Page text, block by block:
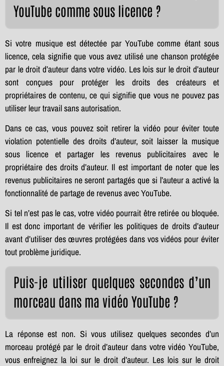
YouTube comme sous licence ?
Si votre musique est détectée par YouTube comme étant sous
licence, cela signifie que vous avez utilisé une chanson protégée
par le droit d’auteur dans votre vidéo. Les lois sur le droit d’auteur
sont conçues pour protéger les droits des créateurs et
propriétaires de contenu, ce qui signifie que vous ne pouvez pas
utiliser leur travail sans autorisation.
Dans ce cas, vous pouvez soit retirer la vidéo pour éviter toute
violation potentielle des droits d’auteur, soit laisser la musique
sous licence et partager les revenus publicitaires avec le
propriétaire des droits d’auteur. Il est important de noter que les
revenus publicitaires ne seront partagés que si l’auteur a activé la
fonctionnalité de partage de revenus avec YouTube.
Si tel n’est pas le cas, votre vidéo pourrait être retirée ou bloquée.
Il est donc important de vérifier les politiques de droits d’auteur
avant d’utiliser des œuvres protégées dans vos vidéos pour éviter
tout problème juridique.
Puis-je utiliser quelques secondes d’un
morceau dans ma vidéo YouTube ?
La réponse est non. Si vous utilisez quelques secondes d’un
morceau protégé par le droit d’auteur dans votre vidéo YouTube,
vous enfreignez la loi sur le droit d’auteur. Les lois sur le droit